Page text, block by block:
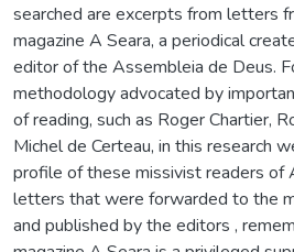
searched are excerpts from letters
magazine A Seara, a periodical
editor of the Assembleia de Deus.
methodology advocated by
of reading, such as Roger Chartier,
Michel de Certeau, in this research
profile of these missivist readers of
letters that were forwarded to the
and published by the editors ,